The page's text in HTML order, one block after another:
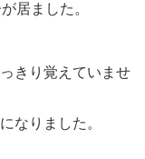
居ました。
きり覚えていませ
なりました。